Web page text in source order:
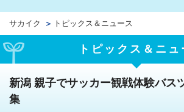
サカイク トピックス＆ニュース
トピックス＆ニュ
新潟 親子でサッカー観戦体験バス
集